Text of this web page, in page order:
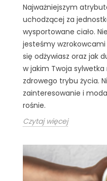
Najważniejszym
uchodzącej za
wysportowane ciało.
jesteśmy
się odżywiasz oraz jak
w jakim Twoja
zdrowego trybu życia.
zainteresowanie i
rośnie.
Czytaj więcej